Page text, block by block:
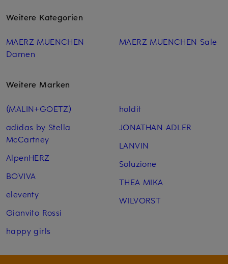
Weitere Kategorien
MAERZ MUENCHEN
Damen
MAERZ MUENCHEN Sale
Weitere Marken
(MALIN+GOETZ)
adidas by Stella
McCartney
AlpenHERZ
BOVIVA
eleventy
Gianvito Rossi
happy girls
holdit
JONATHAN ADLER
LANVIN
Soluzione
THEA MIKA
WILVORST